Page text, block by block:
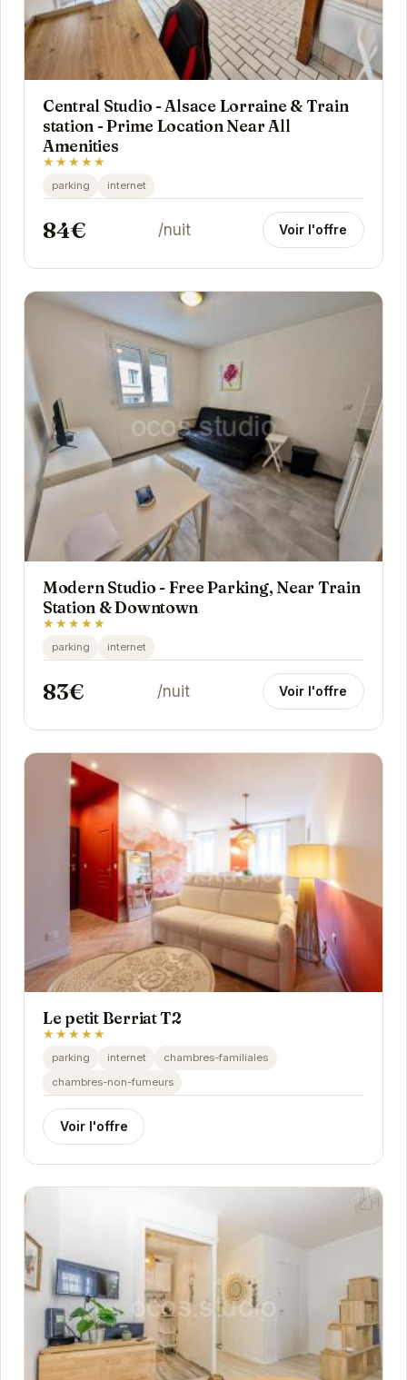
Central Studio - Alsace Lorraine & Train
station - Prime Location Near All
Amenities
★★★★★
parking internet
84€ /nuit Voir l'offre
Modern Studio - Free Parking, Near Train
Station & Downtown
★★★★★
parking internet
83€ /nuit Voir l'offre
Le petit Berriat T2
★★★★★
parking internet
chambres-familiales
chambres-non-fumeurs
Voir l'offre